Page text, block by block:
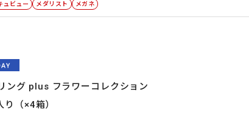
ュビュー メダリスト メガネ
ング plus フラワーコレクション
（×4箱）